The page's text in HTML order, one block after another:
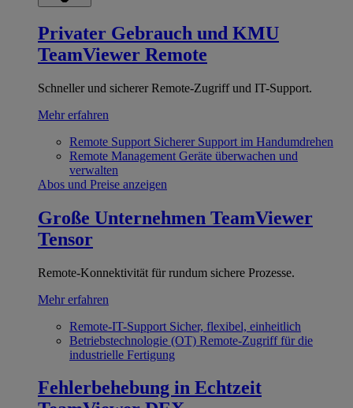
Privater Gebrauch und KMU
TeamViewer Remote
Schneller und sicherer Remote-Zugriff und IT-Support.
Mehr erfahren
Remote Support Sicherer Support im Handumdrehen
Remote Management Geräte überwachen und
verwalten
Abos und Preise anzeigen
Große Unternehmen TeamViewer
Tensor
Remote-Konnektivität für rundum sichere Prozesse.
Mehr erfahren
Remote-IT-Support Sicher, flexibel, einheitlich
Betriebstechnologie (OT) Remote-Zugriff für die
industrielle Fertigung
Fehlerbehebung in Echtzeit